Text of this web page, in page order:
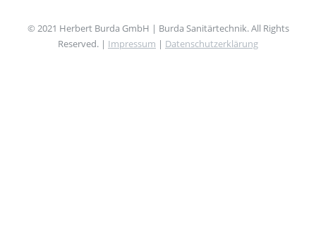
© 2021 Herbert Burda GmbH | Burda Sanitärtechnik. All Rights
Reserved. | Impressum | Datenschutzerklärung